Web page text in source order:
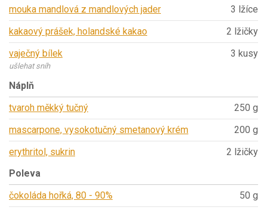
mouka mandlová z mandlových jader
3 lžíce
kakaový prášek, holandské kakao
2 lžičky
vaječný bílek
ušlehat sníh
3 kusy
Náplň
tvaroh měkký tučný
250 g
mascarpone, vysokotučný smetanový krém
200 g
erythritol, sukrin
2 lžičky
Poleva
čokoláda hořká, 80 - 90%
50 g